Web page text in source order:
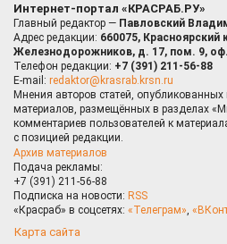
Интернет-портал «КРАСРАБ.РУ»
Главный редактор — Павловский
Адрес редакции: 660075, Красноярский
Железнодорожников, д. 17, пом. 9,
Телефон редакции: +7 (391) 211-56-88
E-mail: redaktor@krasrab.krsn.ru
Мнения авторов статей, опубликованных
материалов, размещённых в разделах
комментариев пользователей к
с позицией редакции.
Архив материалов
Подача рекламы:
+7 (391) 211-56-88
Подписка на новости: RSS
«Красраб» в соцсетях: «Телеграм»,
Карта сайта